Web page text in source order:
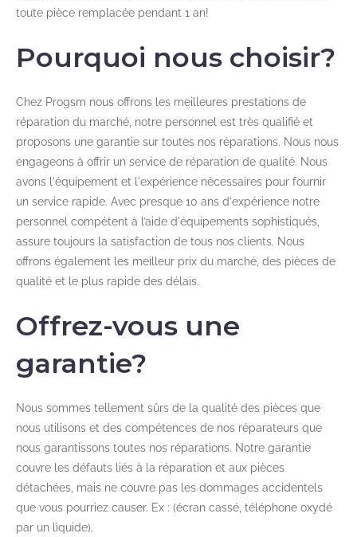
toute pièce remplacée pendant 1 an!
Pourquoi nous choisir?
Chez Progsm nous offrons les meilleures prestations de
réparation du marché, notre personnel est très qualifié et
proposons une garantie sur toutes nos réparations. Nous nous
engageons à offrir un service de réparation de qualité. Nous
avons l'équipement et l'expérience nécessaires pour fournir
un service rapide. Avec presque 10 ans d'expérience notre
personnel compétent à l’aide d'équipements sophistiqués,
assure toujours la satisfaction de tous nos clients. Nous
offrons également les meilleur prix du marché, des pièces de
qualité et le plus rapide des délais.
Offrez-vous une
garantie?
Nous sommes tellement sûrs de la qualité des pièces que
nous utilisons et des compétences de nos réparateurs que
nous garantissons toutes nos réparations. Notre garantie
couvre les défauts liés à la réparation et aux pièces
détachées, mais ne couvre pas les dommages accidentels
que vous pourriez causer. Ex : (écran cassé, téléphone oxydé
par un liquide).